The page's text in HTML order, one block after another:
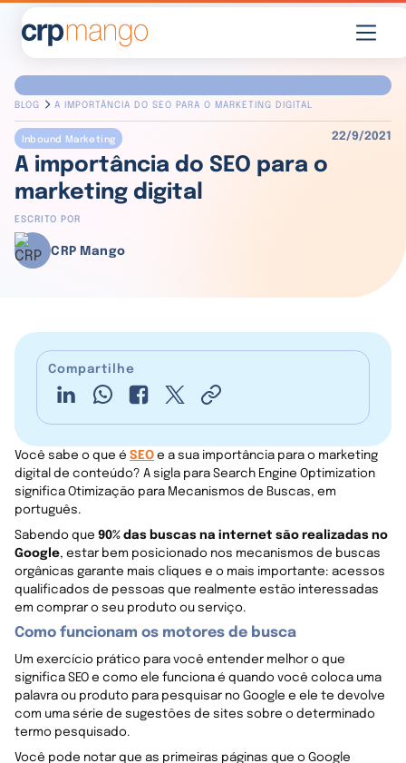
BLOG A IMPORTÂNCIA DO SEO PARA O MARKETING DIGITAL
Inbound Marketing 22/9/2021
A importância do SEO para o
marketing digital
ESCRITO POR
CRP Mango
Compartilhe
Você sabe o que é SEO e a sua importância para o marketing
digital de conteúdo? A sigla para Search Engine Optimization
significa Otimização para Mecanismos de Buscas, em
português.
Sabendo que 90% das buscas na internet são realizadas no
Google, estar bem posicionado nos mecanismos de buscas
orgânicas garante mais cliques e o mais importante: acessos
qualificados de pessoas que realmente estão interessadas
em comprar o seu produto ou serviço.
Como funcionam os motores de busca
Um exercício prático para você entender melhor o que
significa SEO e como ele funciona é quando você coloca uma
palavra ou produto para pesquisar no Google e ele te devolve
com uma série de sugestões de sites sobre o determinado
termo pesquisado.
Você pode notar que as primeiras páginas que o Google